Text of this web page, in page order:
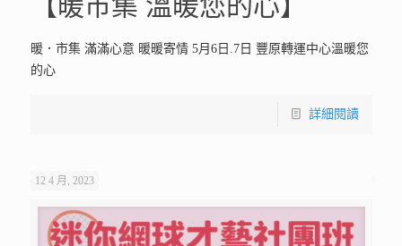
【暖市集 溫暖您的心】
暖．市集 滿滿心意 暖暖寄情 5月6日.7日 豐原轉運中心溫暖您
的心
詳細閱讀
12 4 月, 2023